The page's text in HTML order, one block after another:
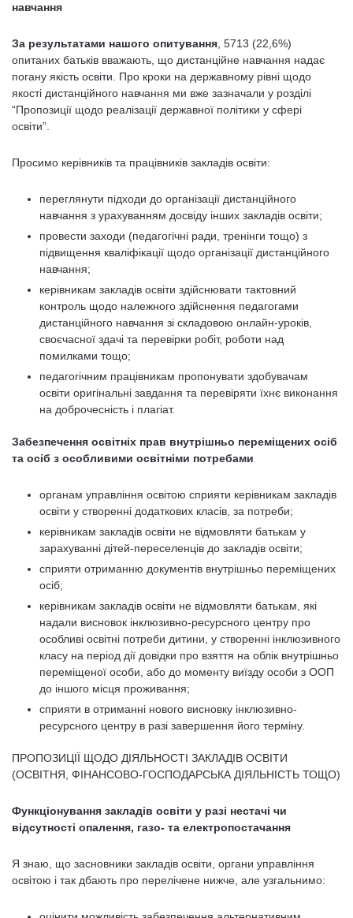
навчання
За результатами нашого опитування , 5713 (22,6%)
опитаних батьків вважають, що дистанційне навчання надає
погану якість освіти. Про кроки на державному рівні щодо
якості дистанційного навчання ми вже зазначали у розділі
“Пропозиції щодо реалізації державної політики у сфері
освіти”.
Просимо керівників та працівників закладів освіти:
переглянути підходи до організації дистанційного
навчання з урахуванням досвіду інших закладів освіти;
провести заходи (педагогічні ради, тренінги тощо) з
підвищення кваліфікації щодо організації дистанційного
навчання;
керівникам закладів освіти здійснювати тактовний
контроль щодо належного здійснення педагогами
дистанційного навчання зі складовою онлайн-уроків,
своєчасної здачі та перевірки робіт, роботи над
помилками тощо;
педагогічним працівникам пропонувати здобувачам
освіти оригінальні завдання та перевіряти їхнє виконання
на доброчесність і плагіат.
Забезпечення освітніх прав внутрішньо переміщених осіб
та осіб з особливими освітніми потребами
органам управління освітою сприяти керівникам закладів
освіти у створенні додаткових класів, за потреби;
керівникам закладів освіти не відмовляти батькам у
зарахуванні дітей-переселенців до закладів освіти;
сприяти отриманню документів внутрішньо переміщених
осіб;
керівникам закладів освіти не відмовляти батькам, які
надали висновок інклюзивно-ресурсного центру про
особливі освітні потреби дитини, у створенні інклюзивного
класу на період дії довідки про взяття на облік внутрішньо
переміщеної особи, або до моменту виїзду особи з ООП
до іншого місця проживання;
сприяти в отриманні нового висновку інклюзивно-
ресурсного центру в разі завершення його терміну.
ПРОПОЗИЦІЇ ЩОДО ДІЯЛЬНОСТІ ЗАКЛАДІВ ОСВІТИ
(ОСВІТНЯ, ФІНАНСОВО-ГОСПОДАРСЬКА ДІЯЛЬНІСТЬ ТОЩО)
Функціонування закладів освіти у разі нестачі чи
відсутності опалення, газо- та електропостачання
Я знаю, що засновники закладів освіти, органи управління
освітою і так дбають про перелічене нижче, але узгальнимо: